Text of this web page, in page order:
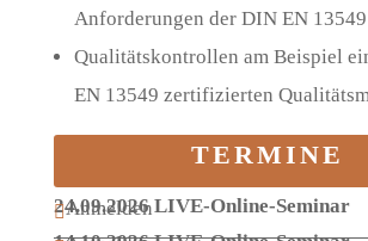
Anforderungen der DIN EN 13549
Qualitätskontrollen am Beispiel
EN 13549 zertifizierten
TERMINE
24.09.2026 LIVE-Online-Seminar
Anmelden